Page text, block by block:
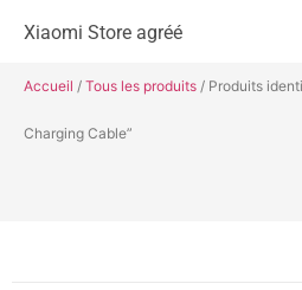
Xiaomi Store agréé
Accueil / Tous les produits / Produits
Charging Cable”